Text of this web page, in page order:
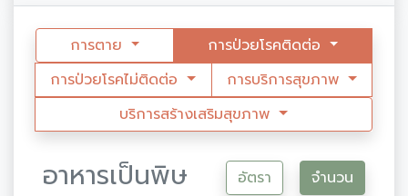
การตาย
การป่วยโรคติดต่อ
การป่วยโรคไม่ติดต่อ
การบริการสุขภาพ
บริการสร้างเสริมสุขภาพ
อาหารเป็นพิษ อัตรา จำนวน